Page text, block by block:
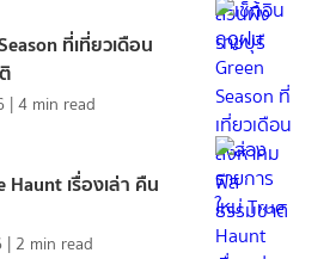
ที่เที่ยวเดือน
|4 min read
เรื่องเล่า คืน
| 2 min read